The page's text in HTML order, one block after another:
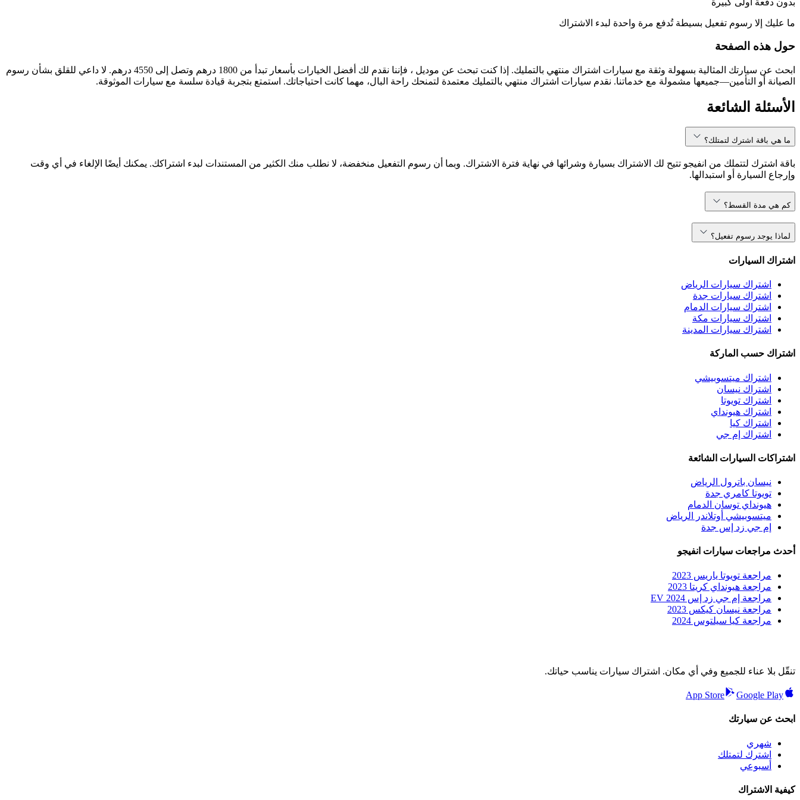
بدون دفعة أولى كبيرة
ما عليك إلا رسوم تفعيل بسيطة تُدفع مرة واحدة لبدء الاشتراك
حول هذه الصفحة
ابحث عن سيارتك المثالية بسهولة وثقة مع سيارات اشتراك منتهي بالتمليك. إذا كنت تبحث عن موديل ، فإننا نقدم لك أفضل الخيارات بأسعار تبدأ من 1800 درهم وتصل إلى 4550 درهم. لا داعي للقلق بشأن رسوم
الصيانة أو التأمين—جميعها مشمولة مع خدماتنا. نقدم سيارات اشتراك منتهي بالتمليك معتمدة لتمنحك راحة البال، مهما كانت احتياجاتك. استمتع بتجربة قيادة سلسة مع سيارات الموثوقة.
الأسئلة الشائعة
ما هي باقة اشترك لتمتلك؟
باقة اشترك لتتملك من انفيجو تتيح لك الاشتراك بسيارة وشرائها في نهاية فترة الاشتراك. وبما أن رسوم التفعيل منخفضة، لا نطلب منك الكثير من المستندات لبدء اشتراكك. يمكنك أيضًا الإلغاء في أي وقت
وإرجاع السيارة أو استبدالها.
كم هي مدة القسط؟
لماذا يوجد رسوم تفعيل؟
اشتراك السيارات
اشتراك سيارات الرياض
اشتراك سيارات جدة
اشتراك سيارات الدمام
اشتراك سيارات مكة
اشتراك سيارات المدينة
اشتراك حسب الماركة
اشتراك ميتسوبيشي
اشتراك نيسان
اشتراك تويوتا
اشتراك هيونداي
اشتراك كيا
اشتراك إم جي
اشتراكات السيارات الشائعة
نيسان باترول الرياض
تويوتا كامري جدة
هيونداي توسان الدمام
ميتسوبيشي أوتلاندر الرياض
إم جي زد إس جدة
أحدث مراجعات سيارات انفيجو
مراجعة تويوتا ياريس 2023
مراجعة هيونداي كريتا 2023
مراجعة إم جي زد إس EV 2024
مراجعة نيسان كيكس 2023
مراجعة كيا سيلتوس 2024
تنقّل بلا عناء للجميع وفي أي مكان. اشتراك سيارات يناسب حياتك.
App Store Google Play
ابحث عن سيارتك
شهري
اشترك لتمتلك
أسبوعي
كيفية الاشتراك